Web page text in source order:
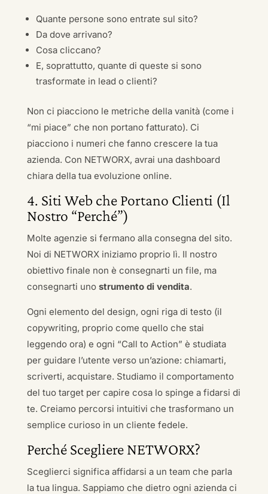
Quante persone sono entrate sul sito?
Da dove arrivano?
Cosa cliccano?
E, soprattutto, quante di queste si sono
trasformate in lead o clienti?
Non ci piacciono le metriche della vanità (come i
“mi piace” che non portano fatturato). Ci
piacciono i numeri che fanno crescere la tua
azienda. Con NETWORX, avrai una dashboard
chiara della tua evoluzione online.
4. Siti Web che Portano Clienti (Il
Nostro “Perché”)
Molte agenzie si fermano alla consegna del sito.
Noi di NETWORX iniziamo proprio lì. Il nostro
obiettivo finale non è consegnarti un file, ma
consegnarti uno strumento di vendita.
Ogni elemento del design, ogni riga di testo (il
copywriting, proprio come quello che stai
leggendo ora) e ogni “Call to Action” è studiata
per guidare l’utente verso un’azione: chiamarti,
scriverti, acquistare. Studiamo il comportamento
del tuo target per capire cosa lo spinge a fidarsi di
te. Creiamo percorsi intuitivi che trasformano un
semplice curioso in un cliente fedele.
Perché Scegliere NETWORX?
Sceglierci significa affidarsi a un team che parla
la tua lingua. Sappiamo che dietro ogni azienda ci